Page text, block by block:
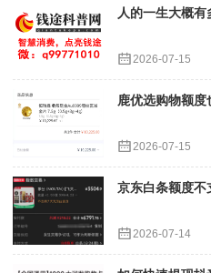
人的一生大概有
2026-07-15
鹿优选购物额
2026-07-15
京东白条额度不
2026-07-14